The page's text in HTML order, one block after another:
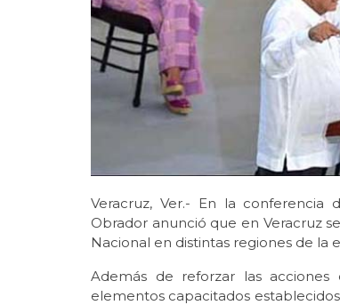
Veracruz, Ver.- En la
Obrador anunció que en Veracruz
Nacional en distintas regiones de la
Además de reforzar las
elementos capacitados